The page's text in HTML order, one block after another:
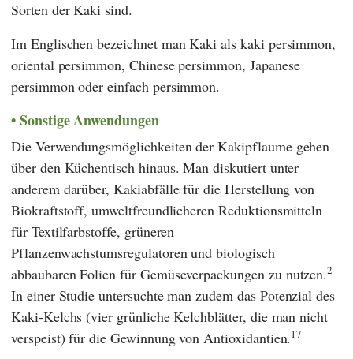
Sorten der Kaki sind.
Im Englischen bezeichnet man Kaki als kaki persimmon,
oriental persimmon, Chinese persimmon, Japanese
persimmon oder einfach persimmon.
Sonstige Anwendungen
Die Verwendungsmöglichkeiten der Kakipflaume gehen
über den Küchentisch hinaus. Man diskutiert unter
anderem darüber, Kakiabfälle für die Herstellung von
Biokraftstoff, umweltfreundlicheren Reduktionsmitteln
für Textilfarbstoffe, grüneren
Pflanzenwachstumsregulatoren und biologisch
abbaubaren Folien für Gemüseverpackungen zu nutzen.2
In einer Studie untersuchte man zudem das Potenzial des
Kaki-Kelchs (vier grünliche Kelchblätter, die man nicht
verspeist) für die Gewinnung von Antioxidantien.17